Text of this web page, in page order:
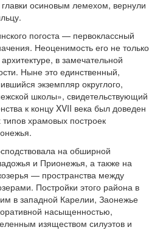
осиновым лемехом, вернули
погоста — первоклассный
Неоценимость его не только
в замечательной
Ныне это единственный,
экземпляр округлого,
школы», свидетельствующий
к концу XVII века был доведен
храмовых построек
на обширной
и Прионежья, а также на
— пространства между
Постройки этого района в
в западной Карелии, Заонежье
насыщенностью,
изяществом силуэтов и